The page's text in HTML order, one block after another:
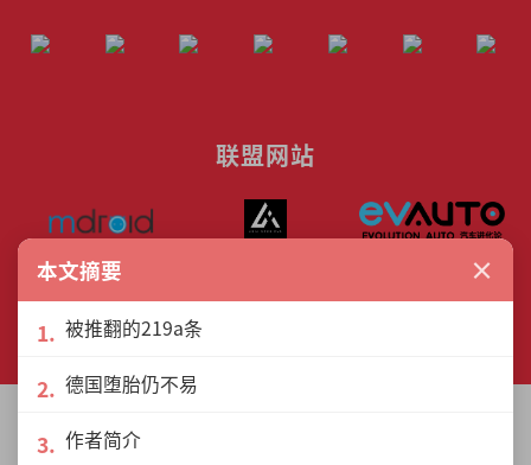
联盟网站
201801040185 (1302216­-D)
本文摘要 ×
被推翻的219a条
德国堕胎仍不易
作者简介